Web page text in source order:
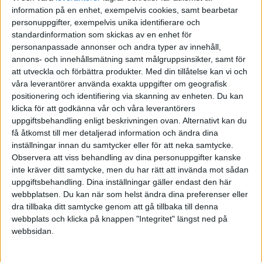
information på en enhet, exempelvis cookies, samt bearbetar
personuppgifter, exempelvis unika identifierare och
standardinformation som skickas av en enhet för
personanpassade annonser och andra typer av innehåll,
annons- och innehållsmätning samt målgruppsinsikter, samt för
att utveckla och förbättra produkter. Med din tillåtelse kan vi och
våra leverantörer använda exakta uppgifter om geografisk
positionering och identifiering via skanning av enheten. Du kan
klicka för att godkänna vår och våra leverantörers
uppgiftsbehandling enligt beskrivningen ovan. Alternativt kan du
få åtkomst till mer detaljerad information och ändra dina
inställningar innan du samtycker eller för att neka samtycke.
Observera att viss behandling av dina personuppgifter kanske
inte kräver ditt samtycke, men du har rätt att invända mot sådan
uppgiftsbehandling. Dina inställningar gäller endast den här
webbplatsen. Du kan när som helst ändra dina preferenser eller
dra tillbaka ditt samtycke genom att gå tillbaka till denna
webbplats och klicka på knappen "Integritet" längst ned på
webbsidan.
han var sugen på att starta en podd om
ledarskap. Självklart sa Kim, och någon
månad senare var vi igång med vårt första
avsnitt!’’
Drivkraften från första början var att göra
nytta. Om det bara fanns en enda människa i
vårt avlånga land som hade nytta av vår
podd i sitt ledarskap så då hade vi inte
jobbat förgäves! Det visade sig att från den
ringa begynnelsen började vår lyssnarskara
öka stadigt. Vi firade när vi hade passerat 1
miljon streamingar! Vi är fortfarande
överväldigade av den enorma skaran av
lyssnare, och vi blir fortfarande lika glada av
alla tackmeddelanden, frågor och hejarop.
Känslan och insikten om att vi fått lov att
betyda något viktigt för många människor
växer varje gång som någon knackar någon
av oss på axeln när det har känt igen oss i